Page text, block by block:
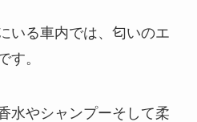
いる車内では、匂いのエ
す。
水やシャンプーそして柔